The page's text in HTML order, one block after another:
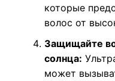
которые
волос от
Защищайте
солнца:
может